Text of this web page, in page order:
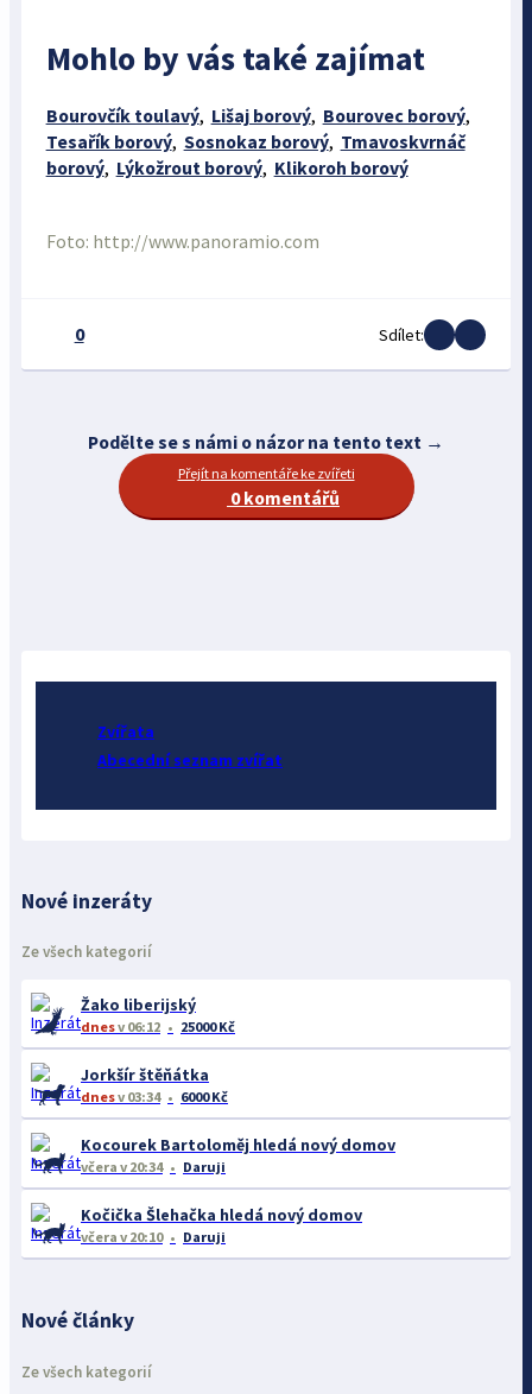
Mohlo by vás také zajímat
Bourovčík toulavý, Lišaj borový, Bourovec borový,
Tesařík borový, Sosnokaz borový, Tmavoskvrnáč
borový, Lýkožrout borový, Klikoroh borový
Foto: http://www.panoramio.com
0 Sdílet:
Podělte se s námi o názor na tento text →
Přejít na komentáře ke zvířeti
0 komentářů
Zvířata
Abecední seznam zvířat
Nové inzeráty
Ze všech kategorií
Žako liberijský
dnesv 06:12 25000 Kč
Jorkšír štěňátka
dnesv 03:34 6000 Kč
Kocourek Bartoloměj hledá nový domov
včera v 20:34 Daruji
Kočička Šlehačka hledá nový domov
včera v 20:10 Daruji
Nové články
Ze všech kategorií